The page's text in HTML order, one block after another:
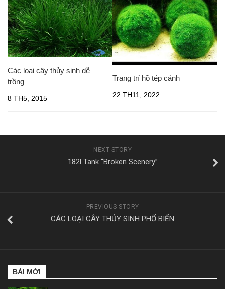
Các loại cây thủy sinh dễ
trồng
8 TH5, 2015
Trang trí hồ tép cảnh
22 TH11, 2022
NEXT STORY
182l Tank “Broken Scenery”
PREVIOUS STORY
CÁC LOẠI CÂY THỦY SINH PHỔ BIẾN
BÀI MỚI